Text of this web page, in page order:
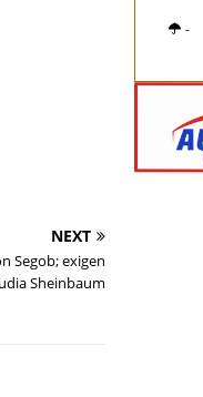
NEXT
Segob; exigen
Sheinbaum
-